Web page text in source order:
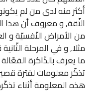
أكثر منه لدى من لم
الثّقة, و معروف أن هذا
من الأمراض النّفسيّة و
مثلا, و في المرحلة
ما يعرف بالذّاكرة
تذكّر معلومات لفترة
هذه المعلومة أثناء